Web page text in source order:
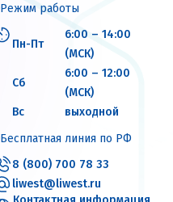
Режим работы
Пн-Пт
6:00 – 14:00
(МСК)
Сб
6:00 – 12:00
(МСК)
Вс
выходной
Бесплатная линия по РФ
8 (800) 700 78 33
liwest@liwest.ru